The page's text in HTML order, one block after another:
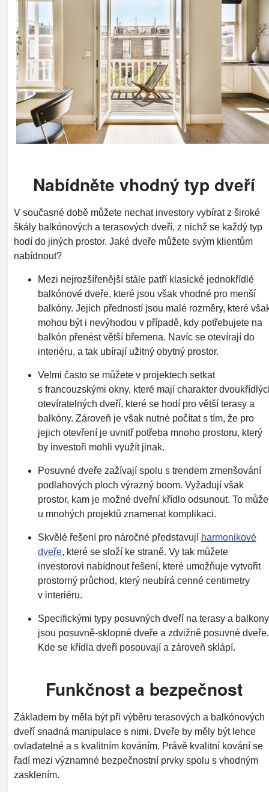
Nabídněte vhodný typ dveří
V současné době můžete nechat investory vybírat z široké
škály balkónových a terasových dveří, z nichž se každý typ
hodí do jiných prostor. Jaké dveře můžete svým klientům
nabídnout?
Mezi nejrozšířenější stále patří klasické jednokřídlé
balkónové dveře, které jsou však vhodné pro menší
balkóny. Jejich předností jsou malé rozměry, které
mohou být i nevýhodou v případě, kdy potřebujete na
balkón přenést větší břemena. Navíc se otevírají do
interiéru, a tak ubírají užitný obytný prostor.
Velmi často se můžete v projektech setkat
s francouzskými okny, které mají charakter
otevíratelných dveří, které se hodí pro větší terasy a
balkóny. Zároveň je však nutné počítat s tím, že pro
jejich otevření je uvnitř potřeba mnoho prostoru, který
by investoři mohli využít jinak.
Posuvné dveře zažívají spolu s trendem zmenšování
podlahových ploch výrazný boom. Vyžadují však
prostor, kam je možné dveřní křídlo odsunout. To může
u mnohých projektů znamenat komplikaci.
Skvělé řešení pro náročné představují harmonikové
dveře, které se složí ke straně. Vy tak můžete
investorovi nabídnout řešení, které umožňuje vytvořit
prostorný průchod, který neubírá cenné centimetry
v interiéru.
Specifickými typy posuvných dveří na terasy a balkony
jsou posuvně-sklopné dveře a zdvižně posuvné dveře.
Kde se křídla dveří posouvají a zároveň sklápí.
Funkčnost a bezpečnost
Základem by měla být při výběru terasových a balkónových
dveří snadná manipulace s nimi. Dveře by měly být lehce
ovladatelné a s kvalitním kováním. Právě kvalitní kování se
řadí mezi významné bezpečnostní prvky spolu s vhodným
zasklením.